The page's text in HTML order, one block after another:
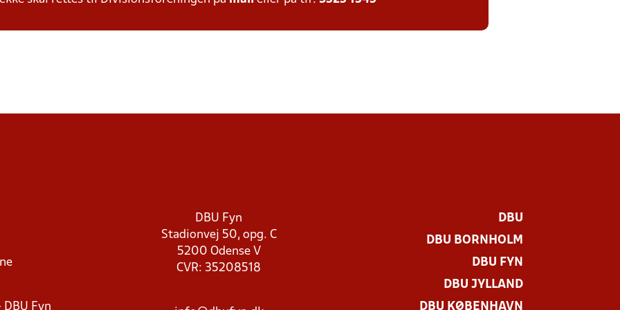
Fyn
DBU Fyn
Stadionvej 50, opg. C
5200 Odense V
CVR: 35208518
DBU
DBU BORNHOLM
DBU FYN
DBU JYLLAND
DBU KØBENHAVN